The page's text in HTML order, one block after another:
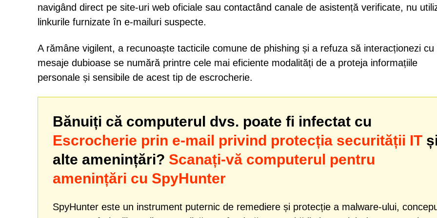
navigând direct pe site-uri web oficiale sau contactând canale de asistență verificate, nu
linkurile furnizate în e-mailuri suspecte.
A rămâne vigilent, a recunoaște tacticile comune de phishing și a refuza să interacționezi cu
mesaje dubioase se numără printre cele mai eficiente modalități de a proteja informațiile
personale și sensibile de acest tip de escrocherie.
Bănuiți că computerul dvs. poate fi infectat cu
Escrocherie prin e-mail privind protecția securității IT
alte amenințări? Scanați-vă computerul pentru
amenințări cu SpyHunter
SpyHunter este un instrument puternic de remediere și protecție a malware-ului,